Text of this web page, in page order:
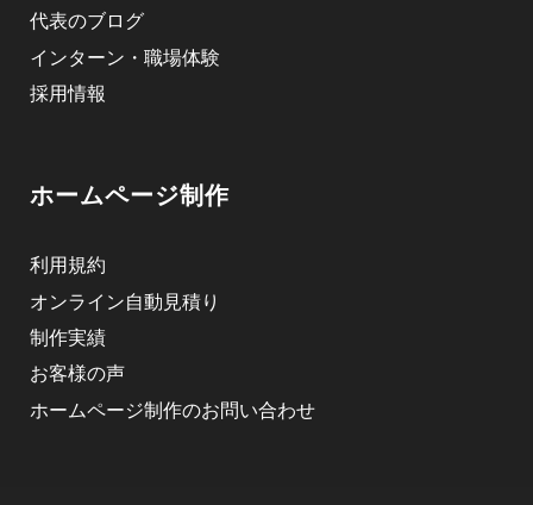
代表のブログ
インターン・職場体験
採用情報
ホームページ制作
利用規約
オンライン自動見積り
制作実績
お客様の声
ホームページ制作のお問い合わせ